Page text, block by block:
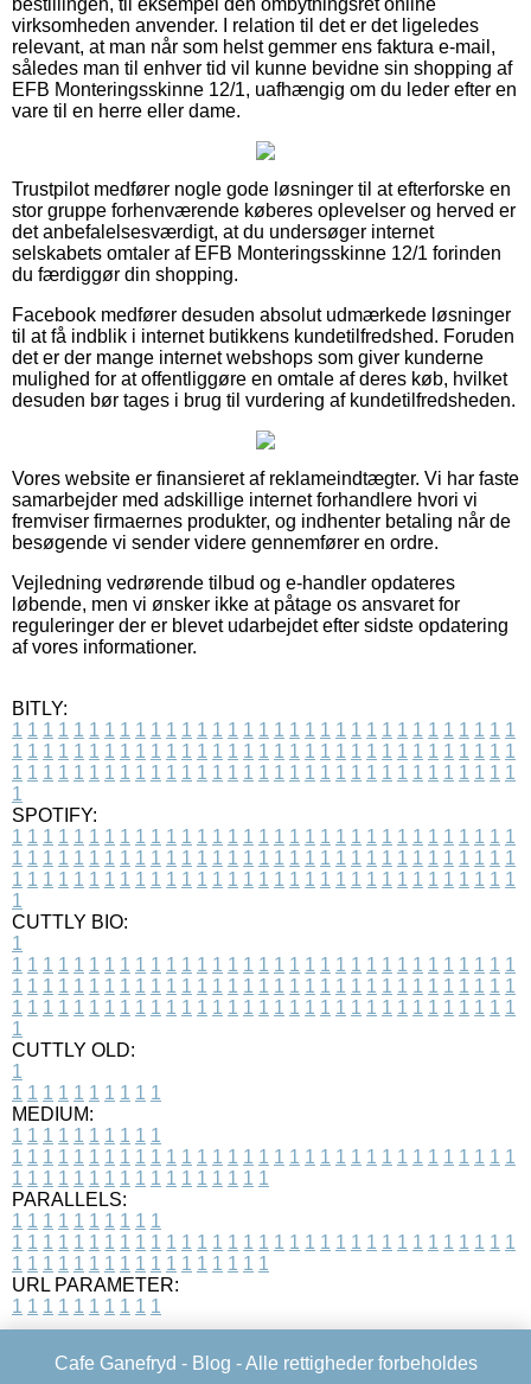
virksomheden anvender. I relation til det er det ligeledes
relevant, at man når som helst gemmer ens faktura e-mail,
således man til enhver tid vil kunne bevidne sin shopping af
EFB Monteringsskinne 12/1, uafhængig om du leder efter en
vare til en herre eller dame.
Trustpilot medfører nogle gode løsninger til at efterforske en
stor gruppe forhenværende køberes oplevelser og herved er
det anbefalelsesværdigt, at du undersøger internet
selskabets omtaler af EFB Monteringsskinne 12/1 forinden
du færdiggør din shopping.
Facebook medfører desuden absolut udmærkede løsninger
til at få indblik i internet butikkens kundetilfredshed. Foruden
det er der mange internet webshops som giver kunderne
mulighed for at offentliggøre en omtale af deres køb, hvilket
desuden bør tages i brug til vurdering af kundetilfredsheden.
Vores website er finansieret af reklameindtægter. Vi har faste
samarbejder med adskillige internet forhandlere hvori vi
fremviser firmaernes produkter, og indhenter betaling når de
besøgende vi sender videre gennemfører en ordre.
Vejledning vedrørende tilbud og e-handler opdateres
løbende, men vi ønsker ikke at påtage os ansvaret for
reguleringer der er blevet udarbejdet efter sidste opdatering
af vores informationer.
BITLY:
1 1 1 1 1 1 1 1 1 1 1 1 1 1 1 1 1 1 1 1 1 1 1 1 1 1 1 1 1 1 1 1 1
1 1 1 1 1 1 1 1 1 1 1 1 1 1 1 1 1 1 1 1 1 1 1 1 1 1 1 1 1 1 1 1 1
1 1 1 1 1 1 1 1 1 1 1 1 1 1 1 1 1 1 1 1 1 1 1 1 1 1 1 1 1 1 1 1 1
1
SPOTIFY:
1 1 1 1 1 1 1 1 1 1 1 1 1 1 1 1 1 1 1 1 1 1 1 1 1 1 1 1 1 1 1 1 1
1 1 1 1 1 1 1 1 1 1 1 1 1 1 1 1 1 1 1 1 1 1 1 1 1 1 1 1 1 1 1 1 1
1 1 1 1 1 1 1 1 1 1 1 1 1 1 1 1 1 1 1 1 1 1 1 1 1 1 1 1 1 1 1 1 1
1
CUTTLY BIO:
1
1 1 1 1 1 1 1 1 1 1 1 1 1 1 1 1 1 1 1 1 1 1 1 1 1 1 1 1 1 1 1 1 1
1 1 1 1 1 1 1 1 1 1 1 1 1 1 1 1 1 1 1 1 1 1 1 1 1 1 1 1 1 1 1 1 1
1 1 1 1 1 1 1 1 1 1 1 1 1 1 1 1 1 1 1 1 1 1 1 1 1 1 1 1 1 1 1 1 1
1
CUTTLY OLD:
1
1 1 1 1 1 1 1 1 1 1
MEDIUM:
1 1 1 1 1 1 1 1 1 1
1 1 1 1 1 1 1 1 1 1 1 1 1 1 1 1 1 1 1 1 1 1 1 1 1 1 1 1 1 1 1 1 1
1 1 1 1 1 1 1 1 1 1 1 1 1 1 1 1 1
PARALLELS:
1 1 1 1 1 1 1 1 1 1
1 1 1 1 1 1 1 1 1 1 1 1 1 1 1 1 1 1 1 1 1 1 1 1 1 1 1 1 1 1 1 1 1
1 1 1 1 1 1 1 1 1 1 1 1 1 1 1 1 1
URL PARAMETER:
1 1 1 1 1 1 1 1 1 1
Cafe Ganefryd - Blog - Alle rettigheder forbeholdes